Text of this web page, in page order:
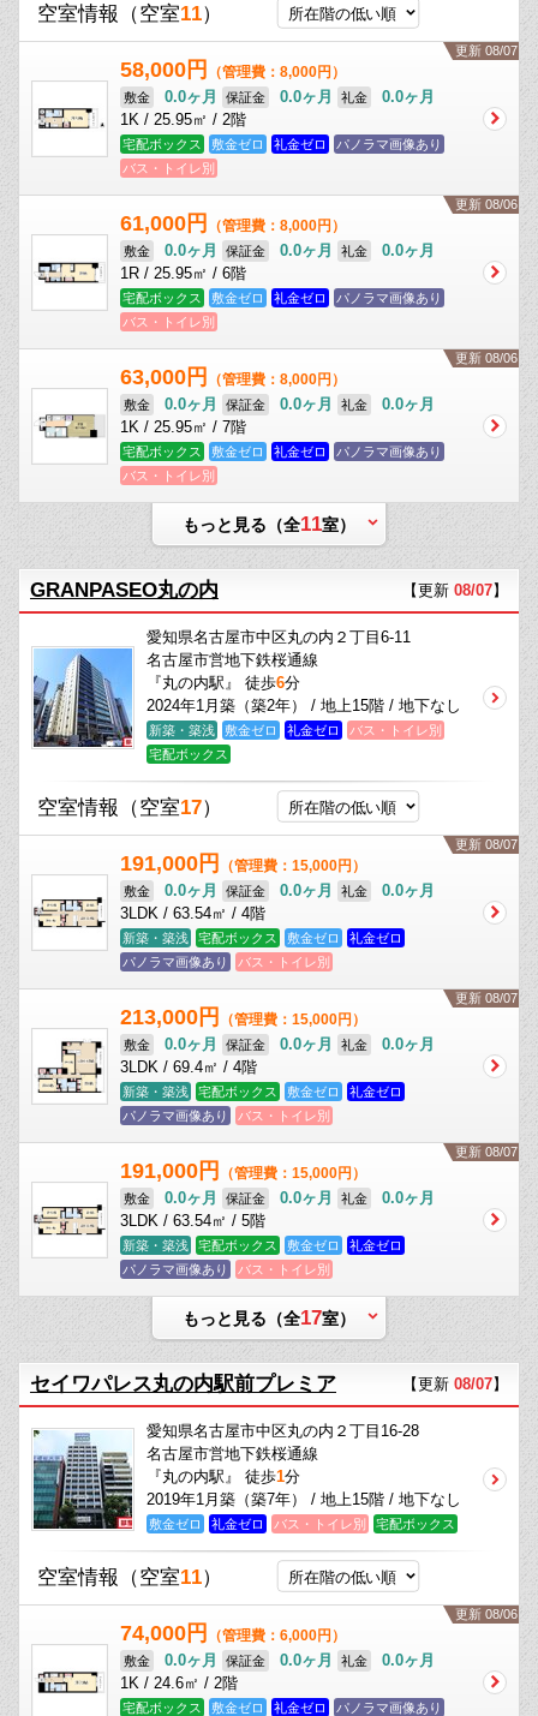
空室情報 （空室11）
更新 08/07
58,000円 （管理費：8,000円）
敷金 0.0ヶ月 保証金 0.0ヶ月 礼金
0.0ヶ月
1K / 25.95㎡ / 2階
宅配ボックス 敷金ゼロ 礼金ゼロ
パノラマ画像あり
バス・トイレ別
更新 08/06
61,000円 （管理費：8,000円）
敷金 0.0ヶ月 保証金 0.0ヶ月 礼金
0.0ヶ月
1R / 25.95㎡ / 6階
宅配ボックス 敷金ゼロ 礼金ゼロ
パノラマ画像あり
バス・トイレ別
更新 08/06
63,000円 （管理費：8,000円）
敷金 0.0ヶ月 保証金 0.0ヶ月 礼金
0.0ヶ月
1K / 25.95㎡ / 7階
宅配ボックス 敷金ゼロ 礼金ゼロ
パノラマ画像あり
バス・トイレ別
もっと見る（全11室）
GRANPASEO丸の内 【更新 08/07】
愛知県名古屋市中区丸の内２丁目6-11
名古屋市営地下鉄桜通線
『丸の内駅』 徒歩6分
2024年1月築（築2年） / 地上15階 / 地下なし
新築・築浅 敷金ゼロ 礼金ゼロ
バス・トイレ別
宅配ボックス
空室情報 （空室17）
更新 08/07
191,000円 （管理費：15,000円）
敷金 0.0ヶ月 保証金 0.0ヶ月 礼金
0.0ヶ月
3LDK / 63.54㎡ / 4階
新築・築浅 宅配ボックス 敷金ゼロ
礼金ゼロ
パノラマ画像あり
バス・トイレ別
更新 08/07
213,000円 （管理費：15,000円）
敷金 0.0ヶ月 保証金 0.0ヶ月 礼金
0.0ヶ月
3LDK / 69.4㎡ / 4階
新築・築浅 宅配ボックス 敷金ゼロ
礼金ゼロ
パノラマ画像あり
バス・トイレ別
更新 08/07
191,000円 （管理費：15,000円）
敷金 0.0ヶ月 保証金 0.0ヶ月 礼金
0.0ヶ月
3LDK / 63.54㎡ / 5階
新築・築浅 宅配ボックス 敷金ゼロ
礼金ゼロ
パノラマ画像あり
バス・トイレ別
もっと見る（全17室）
セイワパレス丸の内駅前プレミア 【更新 08/07】
愛知県名古屋市中区丸の内２丁目16-28
名古屋市営地下鉄桜通線
『丸の内駅』 徒歩1分
2019年1月築（築7年） / 地上15階 / 地下なし
敷金ゼロ 礼金ゼロ バス・トイレ別 宅配ボックス
空室情報 （空室11）
更新 08/06
74,000円 （管理費：6,000円）
敷金 0.0ヶ月 保証金 0.0ヶ月 礼金
0.0ヶ月
1K / 24.6㎡ / 2階
宅配ボックス 敷金ゼロ 礼金ゼロ パノラマ画像あり